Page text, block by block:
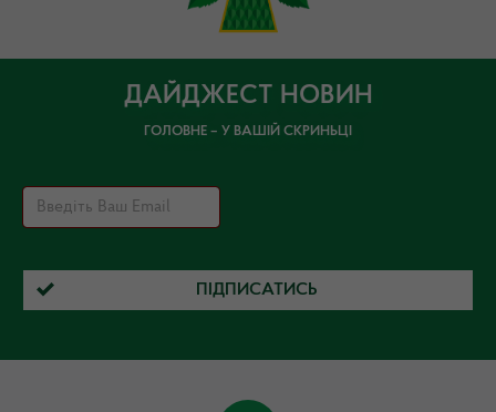
ДАЙДЖЕСТ НОВИН
ГОЛОВНЕ – У ВАШІЙ СКРИНЬЦІ
ПІДПИСАТИСЬ